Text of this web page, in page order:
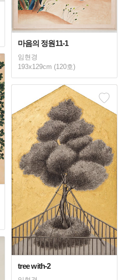
마음의 정원11-1
임현경
193x129cm (120호)
tree with-2